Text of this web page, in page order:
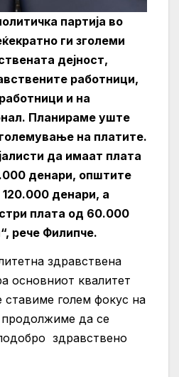
партија во
ги зголеми
дејност,
работници,
и на
Планираме уште
на платите.
да имаат плата
денари, општите
денари, а
плата од 60.000
рече Филипче.
здравствена
основниот квалитет
ставиме голем фокус на
да се
здравствено